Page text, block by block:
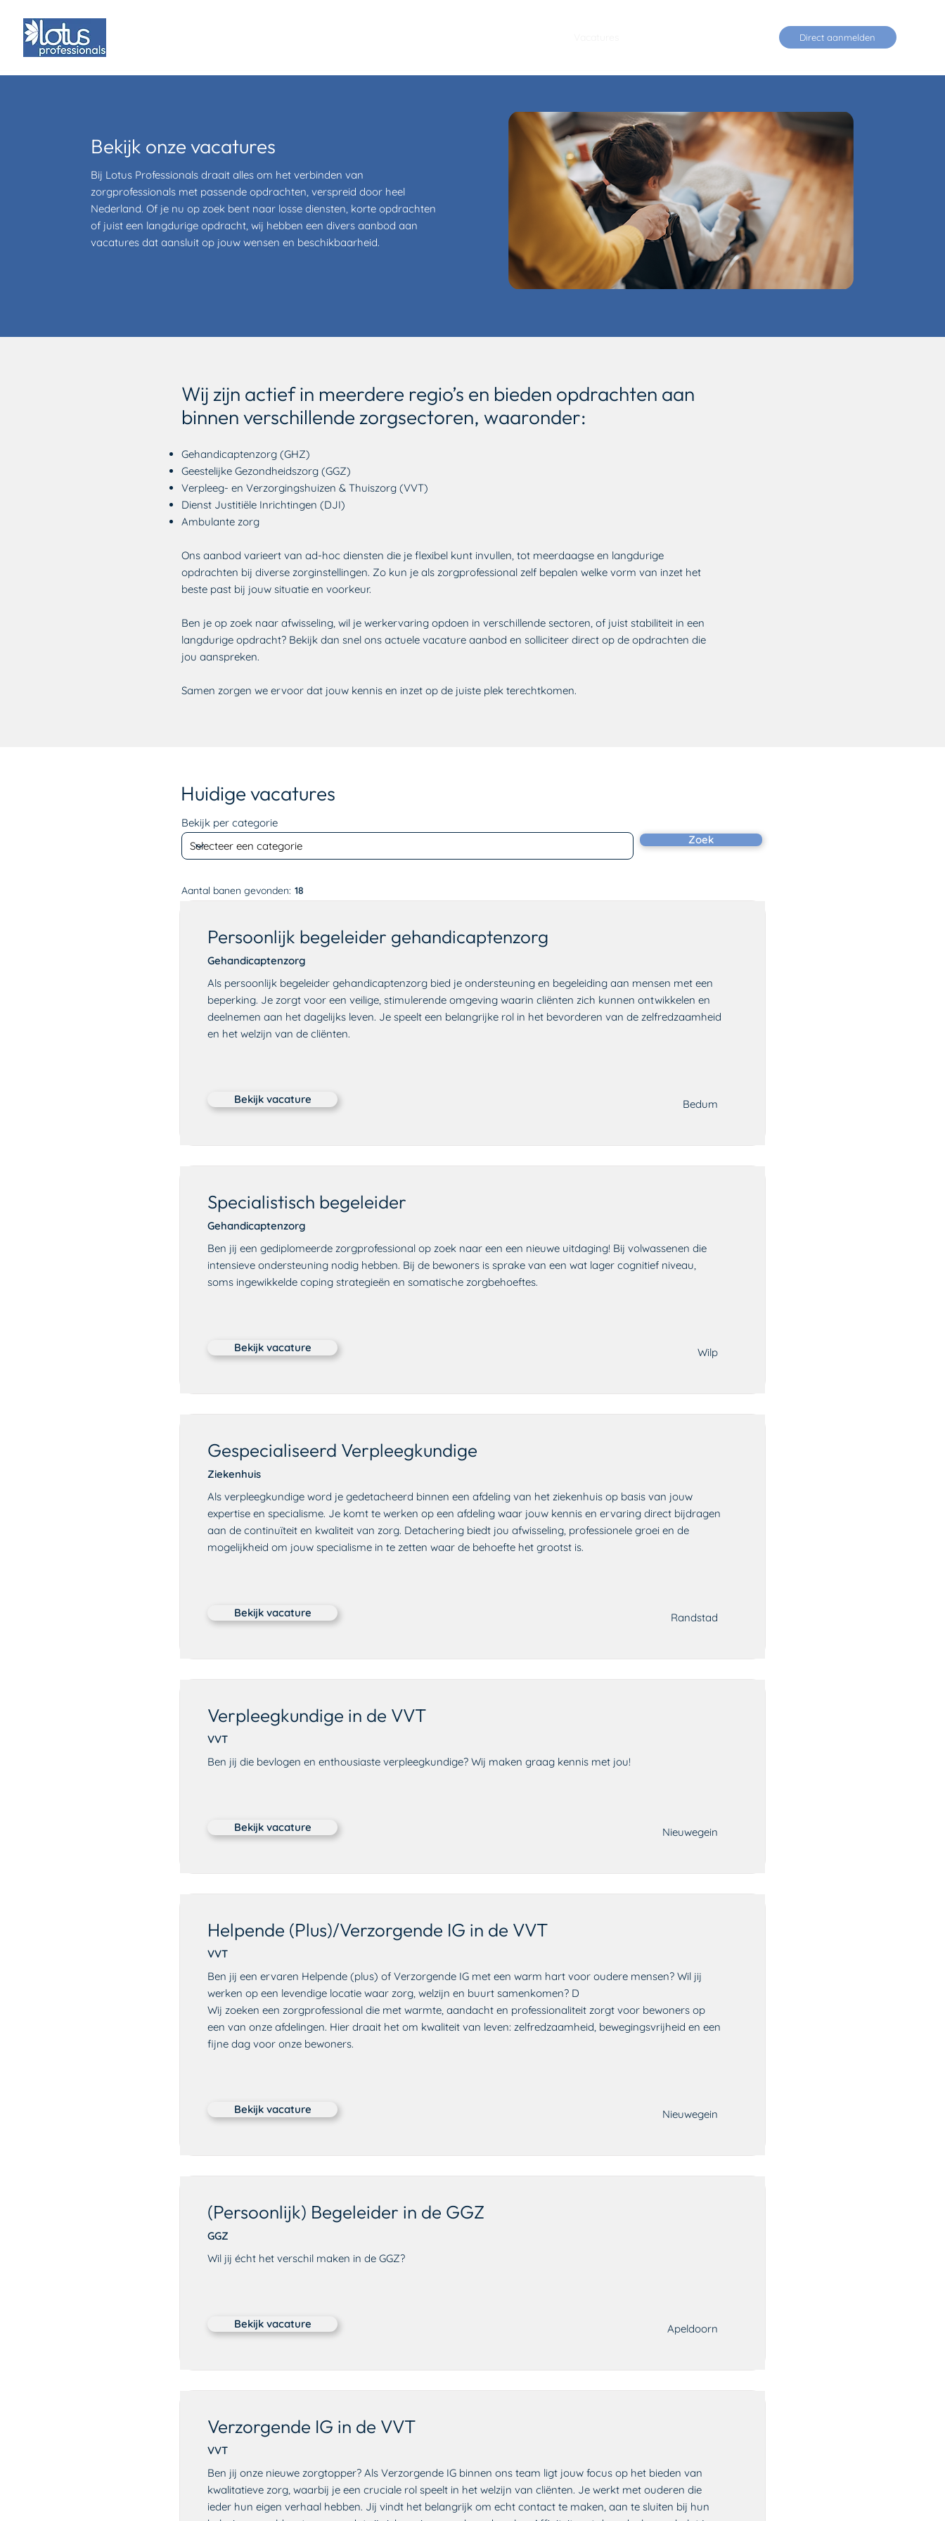
Direct aanmelden
Bekijk onze vacatures
Bij Lotus Professionals draait alles om het verbinden van
zorgprofessionals met passende opdrachten, verspreid door heel
Nederland. Of je nu op zoek bent naar losse diensten, korte opdrachten
of juist een langdurige opdracht, wij hebben een divers aanbod aan
vacatures dat aansluit op jouw wensen en beschikbaarheid.
Wij zijn actief in meerdere regio’s en bieden opdrachten aan
binnen verschillende zorgsectoren, waaronder:
Gehandicaptenzorg (GHZ)
Geestelijke Gezondheidszorg (GGZ)
Verpleeg- en Verzorgingshuizen & Thuiszorg (VVT)
Dienst Justitiële Inrichtingen (DJI)
Ambulante zorg
Ons aanbod varieert van ad-hoc diensten die je flexibel kunt invullen, tot meerdaagse en langdurige
opdrachten bij diverse zorginstellingen. Zo kun je als zorgprofessional zelf bepalen welke vorm van inzet het
beste past bij jouw situatie en voorkeur.
Ben je op zoek naar afwisseling, wil je werkervaring opdoen in verschillende sectoren, of juist stabiliteit in een
langdurige opdracht? Bekijk dan snel ons actuele vacature aanbod en solliciteer direct op de opdrachten die
jou aanspreken.
Samen zorgen we ervoor dat jouw kennis en inzet op de juiste plek terechtkomen.
Huidige vacatures
Bekijk per categorie
Zoek
Aantal banen gevonden: 18
Persoonlijk begeleider gehandicaptenzorg
Gehandicaptenzorg
Als persoonlijk begeleider gehandicaptenzorg bied je ondersteuning en begeleiding aan mensen met een
beperking. Je zorgt voor een veilige, stimulerende omgeving waarin cliënten zich kunnen ontwikkelen en
deelnemen aan het dagelijks leven. Je speelt een belangrijke rol in het bevorderen van de zelfredzaamheid
en het welzijn van de cliënten.
Bekijk vacature Bedum
Specialistisch begeleider
Gehandicaptenzorg
Ben jij een gediplomeerde zorgprofessional op zoek naar een een nieuwe uitdaging! Bij volwassenen die
intensieve ondersteuning nodig hebben. Bij de bewoners is sprake van een wat lager cognitief niveau,
soms ingewikkelde coping strategieën en somatische zorgbehoeftes.
Bekijk vacature Wilp
Gespecialiseerd Verpleegkundige
Ziekenhuis
Als verpleegkundige word je gedetacheerd binnen een afdeling van het ziekenhuis op basis van jouw
expertise en specialisme. Je komt te werken op een afdeling waar jouw kennis en ervaring direct bijdragen
aan de continuïteit en kwaliteit van zorg. Detachering biedt jou afwisseling, professionele groei en de
mogelijkheid om jouw specialisme in te zetten waar de behoefte het grootst is.
Bekijk vacature Randstad
Verpleegkundige in de VVT
VVT
Ben jij die bevlogen en enthousiaste verpleegkundige? Wij maken graag kennis met jou!
Bekijk vacature Nieuwegein
Helpende (Plus)/Verzorgende IG in de VVT
VVT
Ben jij een ervaren Helpende (plus) of Verzorgende IG met een warm hart voor oudere mensen? Wil jij
werken op een levendige locatie waar zorg, welzijn en buurt samenkomen? D
Wij zoeken een zorgprofessional die met warmte, aandacht en professionaliteit zorgt voor bewoners op
een van onze afdelingen. Hier draait het om kwaliteit van leven: zelfredzaamheid, bewegingsvrijheid en een
fijne dag voor onze bewoners.
Bekijk vacature Nieuwegein
(Persoonlijk) Begeleider in de GGZ
GGZ
Wil jij écht het verschil maken in de GGZ?
Bekijk vacature Apeldoorn
Verzorgende IG in de VVT
VVT
Ben jij onze nieuwe zorgtopper? Als Verzorgende IG binnen ons team ligt jouw focus op het bieden van
kwalitatieve zorg, waarbij je een cruciale rol speelt in het welzijn van cliënten. Je werkt met ouderen die
ieder hun eigen verhaal hebben. Jij vindt het belangrijk om echt contact te maken, aan te sluiten bij hun